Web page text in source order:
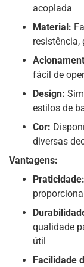
acoplada
Material:
fácil de
Design:
estilos de
Cor:
diversas
Vantagens:
Praticidade:
qualidade
útil
Facilidade